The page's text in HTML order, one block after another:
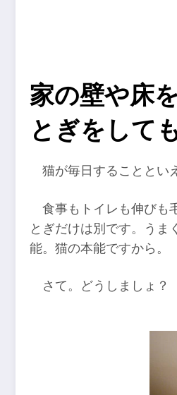
家の壁や床
とぎをして
猫が毎日することと
食事もトイレも伸びも
とぎだけは別です。うま
能。猫の本能ですから。
さて。どうしましょ？